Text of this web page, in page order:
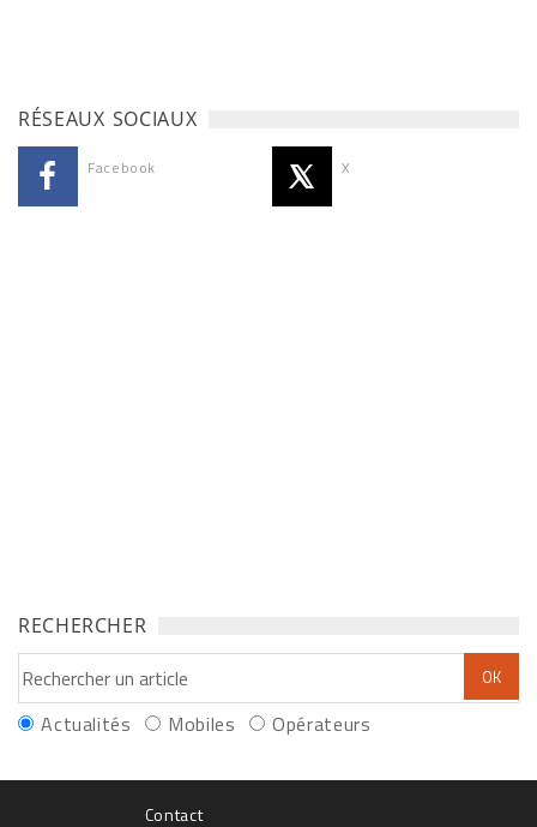
RÉSEAUX SOCIAUX
Facebook X
RECHERCHER
Actualités Mobiles Opérateurs
Contact